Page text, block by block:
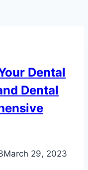
Dental
Dental
March 29, 2023